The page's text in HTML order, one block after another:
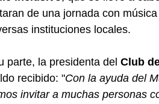
de una jornada con
instituciones locales.
parte, la presidenta del Club
recibido: "Con la ayuda del
invitar a muchas personas